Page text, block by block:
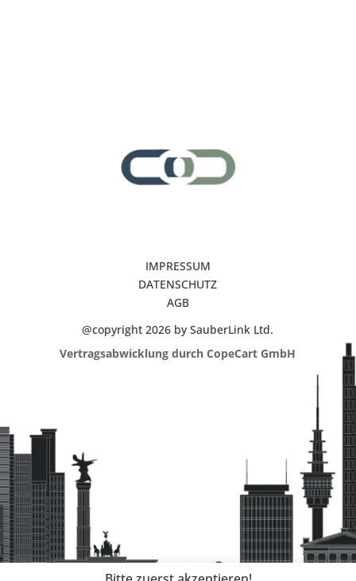
IMPRESSUM
DATENSCHUTZ
AGB
@copyright 2026 by SauberLink Ltd.
Vertragsabwicklung durch CopeCart GmbH